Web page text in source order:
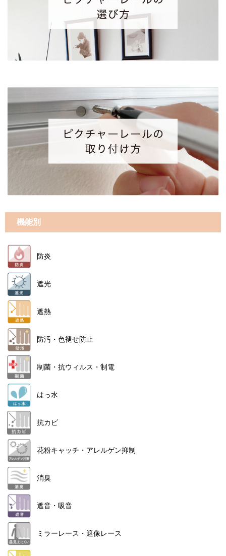
機能別
防炎
遮光
遮熱
防汚・色褪せ防止
制菌・抗ウィルス・制電
はっ水
抗カビ
花粉キャッチ・アレルゲン抑制
消臭
遮音・吸音
ミラーレース・遮像レース